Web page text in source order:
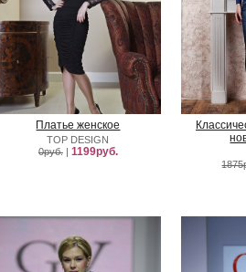
Платье женское
TOP DESIGN
0руб. | 1199руб.